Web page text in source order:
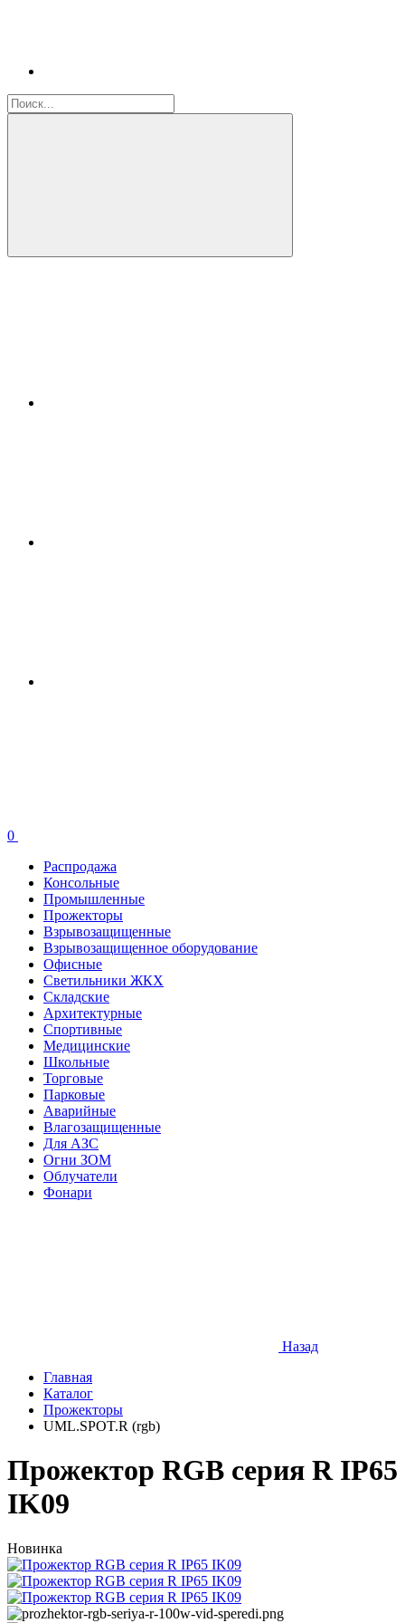
0
Распродажа
Консольные
Промышленные
Прожекторы
Взрывозащищенные
Взрывозащищенное оборудование
Офисные
Cветильники ЖКХ
Складские
Архитектурные
Спортивные
Медицинские
Школьные
Торговые
Парковые
Аварийные
Влагозащищенные
Для АЗС
Огни ЗОМ
Облучатели
Фонари
Назад
Главная
Каталог
Прожекторы
UML.SPOT.R (rgb)
Прожектор RGB серия R IP65
IK09
Новинка